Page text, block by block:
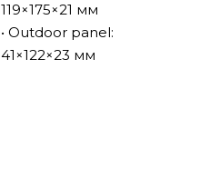
119×175×21 мм
• Outdoor panel:
41×122×23 мм